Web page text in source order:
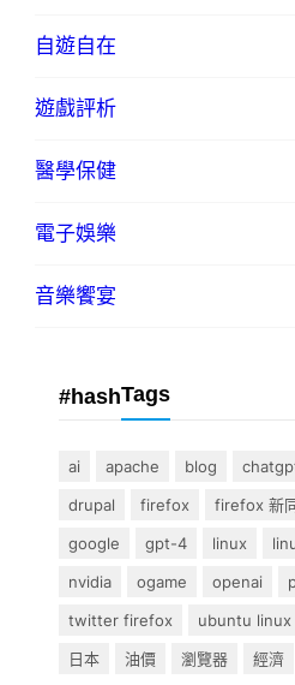
自遊自在
遊戲評析
醫學保健
電子娛樂
音樂饗宴
#hashTags
ai apache blog
drupal
firefox firefox 新
google
gpt-4 linux
nvidia
ogame openai
twitter firefox
ubuntu linux
日本
油價 瀏覽器 經濟